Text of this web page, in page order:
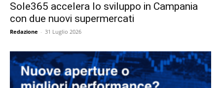
Sole365 accelera lo sviluppo in Campania
con due nuovi supermercati
Redazione - 31 Luglio 2026